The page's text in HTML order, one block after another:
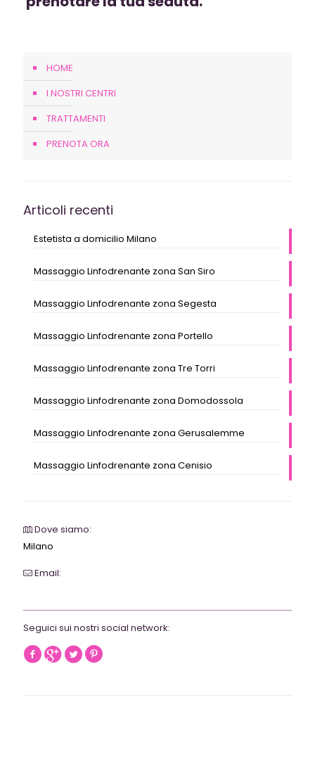
HOME
I NOSTRI CENTRI
TRATTAMENTI
PRENOTA ORA
Articoli recenti
Estetista a domicilio Milano
Massaggio Linfodrenante zona San Siro
Massaggio Linfodrenante zona Segesta
Massaggio Linfodrenante zona Portello
Massaggio Linfodrenante zona Tre Torri
Massaggio Linfodrenante zona Domodossola
Massaggio Linfodrenante zona Gerusalemme
Massaggio Linfodrenante zona Cenisio
Dove siamo:
Milano
Email:
Seguici sui nostri social network: